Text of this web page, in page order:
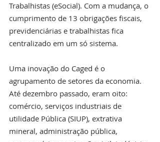
Trabalhistas (eSocial). Com a mudança, o
cumprimento de 13 obrigações fiscais,
previdenciárias e trabalhistas fica
centralizado em um só sistema.
Uma inovação do Caged é o
agrupamento de setores da economia.
Até dezembro passado, eram oito:
comércio, serviços industriais de
utilidade Pública (SIUP), extrativa
mineral, administração pública,